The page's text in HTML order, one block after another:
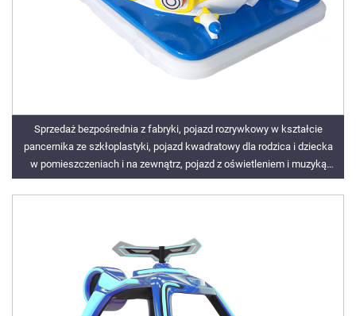
Sprzedaż bezpośrednia z fabryki, pojazd rozrywkowy w kształcie
pancernika ze szkłoplastyki, pojazd kwadratowy dla rodzica i dziecka
w pomieszczeniach i na zewnątrz, pojazd z oświetleniem i muzyką
elektryczną